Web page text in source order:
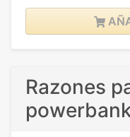
Razones